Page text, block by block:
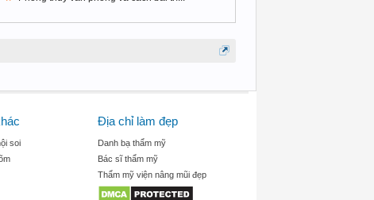
soi
Địa chỉ làm đẹp
Danh bạ thẩm mỹ
Bác sĩ thẩm mỹ
Thẩm mỹ viện nâng mũi đẹp